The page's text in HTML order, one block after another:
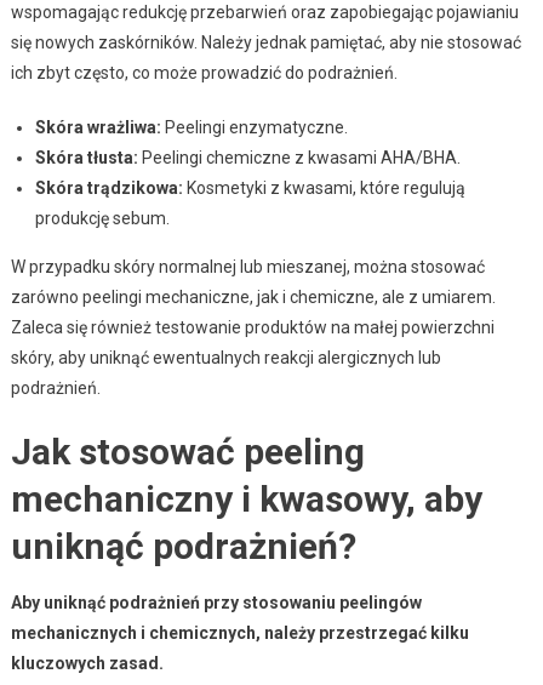
wspomagając redukcję przebarwień oraz zapobiegając pojawianiu
się nowych zaskórników. Należy jednak pamiętać, aby nie stosować
ich zbyt często, co może prowadzić do podrażnień.
Skóra wrażliwa: Peelingi enzymatyczne.
Skóra tłusta: Peelingi chemiczne z kwasami AHA/BHA.
Skóra trądzikowa: Kosmetyki z kwasami, które regulują
produkcję sebum.
W przypadku skóry normalnej lub mieszanej, można stosować
zarówno peelingi mechaniczne, jak i chemiczne, ale z umiarem.
Zaleca się również testowanie produktów na małej powierzchni
skóry, aby uniknąć ewentualnych reakcji alergicznych lub
podrażnień.
Jak stosować peeling
mechaniczny i kwasowy, aby
uniknąć podrażnień?
Aby uniknąć podrażnień przy stosowaniu peelingów
mechanicznych i chemicznych, należy przestrzegać kilku
kluczowych zasad.